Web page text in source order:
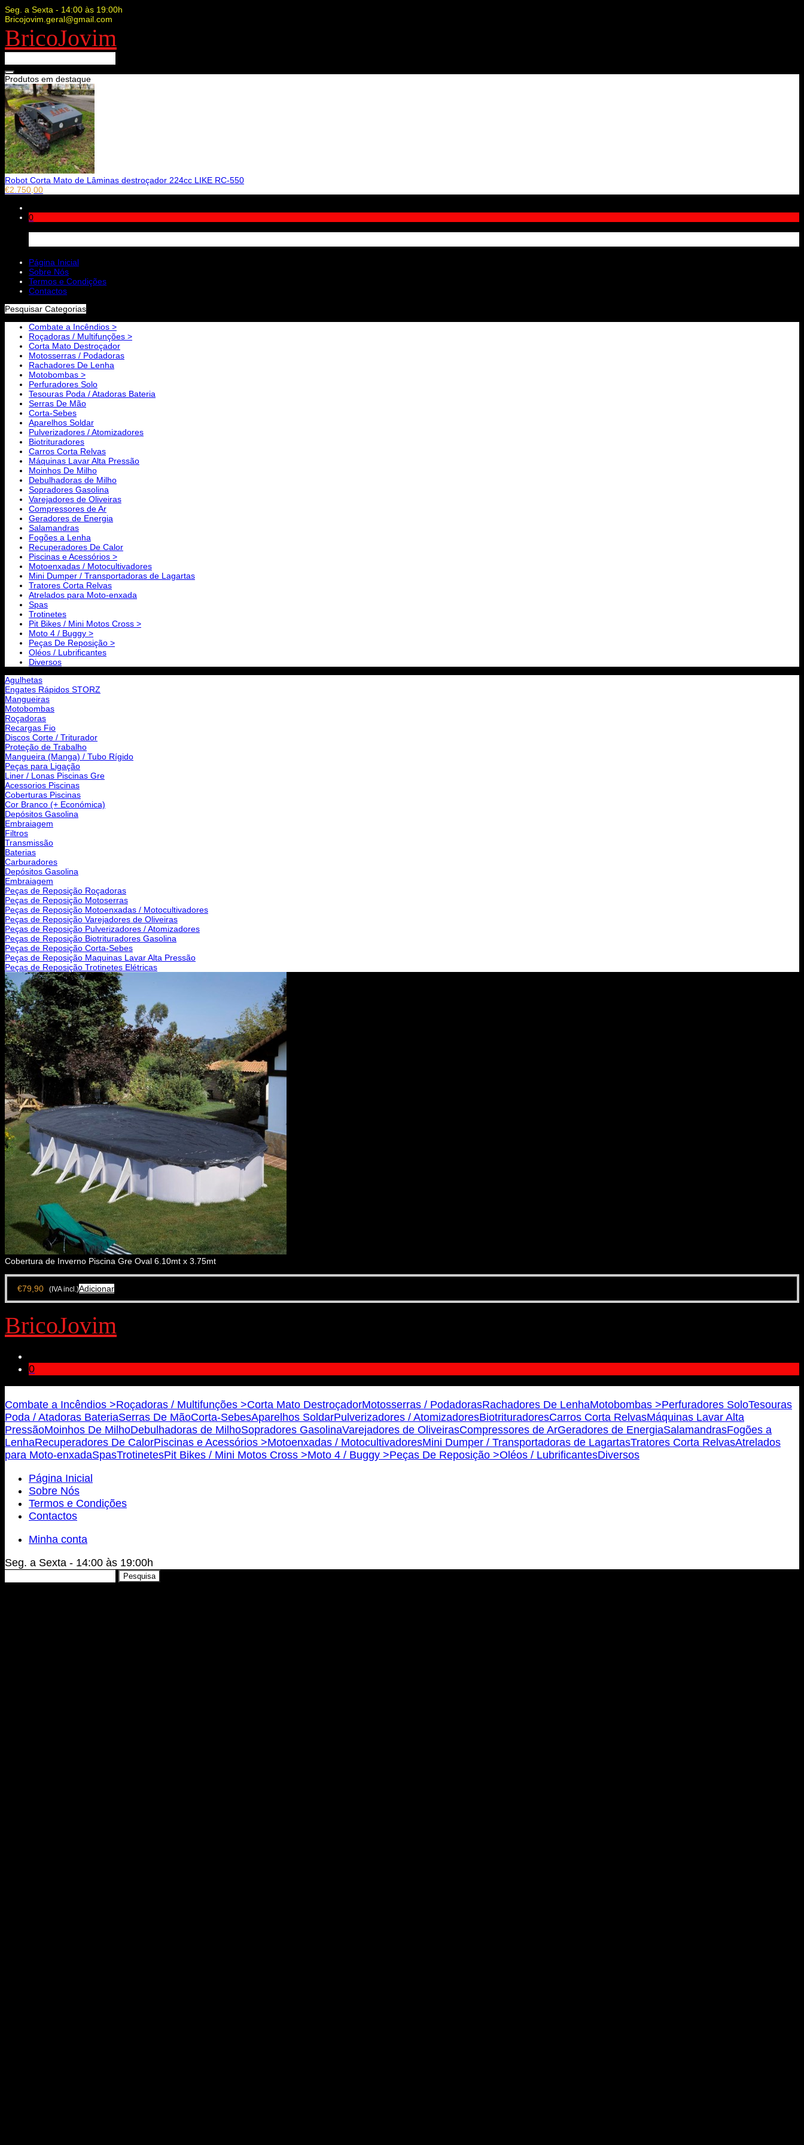
Seg. a Sexta - 14:00 às 19:00h
Bricojovim.geral@gmail.com
BricoJovim
Produtos em destaque
Robot Corta Mato de Lâminas destroçador 224cc LIKE RC-550
€2.750,00
0
Página Inicial
Sobre Nós
Termos e Condições
Contactos
Pesquisar Categorias
Combate a Incêndios >
Roçadoras / Multifunções >
Corta Mato Destroçador
Motosserras / Podadoras
Rachadores De Lenha
Motobombas >
Perfuradores Solo
Tesouras Poda / Atadoras Bateria
Serras De Mão
Corta-Sebes
Aparelhos Soldar
Pulverizadores / Atomizadores
Biotrituradores
Carros Corta Relvas
Máquinas Lavar Alta Pressão
Moinhos De Milho
Debulhadoras de Milho
Sopradores Gasolina
Varejadores de Oliveiras
Compressores de Ar
Geradores de Energia
Salamandras
Fogões a Lenha
Recuperadores De Calor
Piscinas e Acessórios >
Motoenxadas / Motocultivadores
Mini Dumper / Transportadoras de Lagartas
Tratores Corta Relvas
Atrelados para Moto-enxada
Spas
Trotinetes
Pit Bikes / Mini Motos Cross >
Moto 4 / Buggy >
Peças De Reposição >
Oléos / Lubrificantes
Diversos
Agulhetas
Engates Rápidos STORZ
Mangueiras
Motobombas
Roçadoras
Recargas Fio
Discos Corte / Triturador
Proteção de Trabalho
Mangueira (Manga) / Tubo Rígido
Peças para Ligação
Liner / Lonas Piscinas Gre
Acessorios Piscinas
Coberturas Piscinas
Cor Branco (+ Económica)
Depósitos Gasolina
Embraiagem
Filtros
Transmissão
Baterias
Carburadores
Depósitos Gasolina
Embraiagem
Peças de Reposição Roçadoras
Peças de Reposição Motoserras
Peças de Reposição Motoenxadas / Motocultivadores
Peças de Reposição Varejadores de Oliveiras
Peças de Reposição Pulverizadores / Atomizadores
Peças de Reposição Biotrituradores Gasolina
Peças de Reposição Corta-Sebes
Peças de Reposição Maquinas Lavar Alta Pressão
Peças de Reposição Trotinetes Elétricas
Cobertura de Inverno Piscina Gre Oval 6.10mt x 3.75mt
€79,90 (IVA incl.)Adicionar
BricoJovim
0
Combate a Incêndios >Roçadoras / Multifunções >Corta Mato DestroçadorMotosserras / PodadorasRachadores De LenhaMotobombas >Perfuradores SoloTesouras
Poda / Atadoras BateriaSerras De MãoCorta-SebesAparelhos SoldarPulverizadores / AtomizadoresBiotrituradoresCarros Corta RelvasMáquinas Lavar Alta
PressãoMoinhos De MilhoDebulhadoras de MilhoSopradores GasolinaVarejadores de OliveirasCompressores de ArGeradores de EnergiaSalamandrasFogões a
LenhaRecuperadores De CalorPiscinas e Acessórios >Motoenxadas / MotocultivadoresMini Dumper / Transportadoras de LagartasTratores Corta RelvasAtrelados
para Moto-enxadaSpasTrotinetesPit Bikes / Mini Motos Cross >Moto 4 / Buggy >Peças De Reposição >Oléos / LubrificantesDiversos
Página Inicial
Sobre Nós
Termos e Condições
Contactos
Minha conta
Seg. a Sexta - 14:00 às 19:00h
Pesquisa